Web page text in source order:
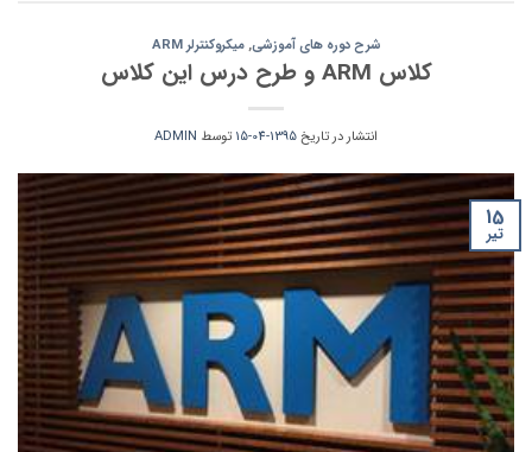
شرح دوره های آموزشی,میکروکنترلر ARM
کلاس ARM و طرح درس این کلاس
انتشار در تاریخ1395-04-15 توسط ADMIN
15
تیر